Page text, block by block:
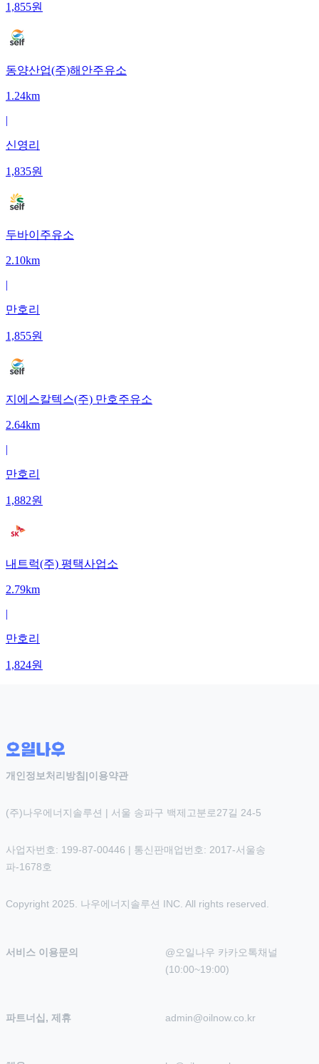
1,855원
동양산업(주)해안주유소
1.24km
|
신영리
1,835원
두바이주유소
2.10km
|
만호리
1,855원
지에스칼텍스(주) 만호주유소
2.64km
|
만호리
1,882원
내트럭(주) 평택사업소
2.79km
|
만호리
1,824원
개인정보처리방침 |이용약관
(주)나우에너지솔루션 | 서울 송파구 백제고분로27길 24-5
사업자번호: 199-87-00446 | 통신판매업번호: 2017-서울송
파-1678호
Copyright 2025. 나우에너지솔루션 INC. All rights reserved.
서비스 이용문의
@오일나우 카카오톡채널
(10:00~19:00)
파트너십, 제휴 admin@oilnow.co.kr